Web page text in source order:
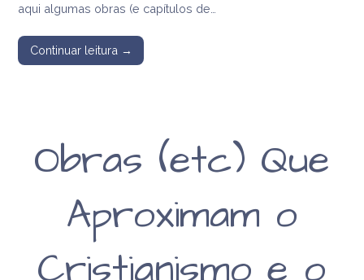
aqui algumas obras (e capítulos de…
Continuar leitura →
Obras (etc) Que
Aproximam o